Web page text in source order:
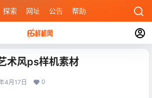
探索 网址 公告 帮助
术风ps样机素材
4月17日 0